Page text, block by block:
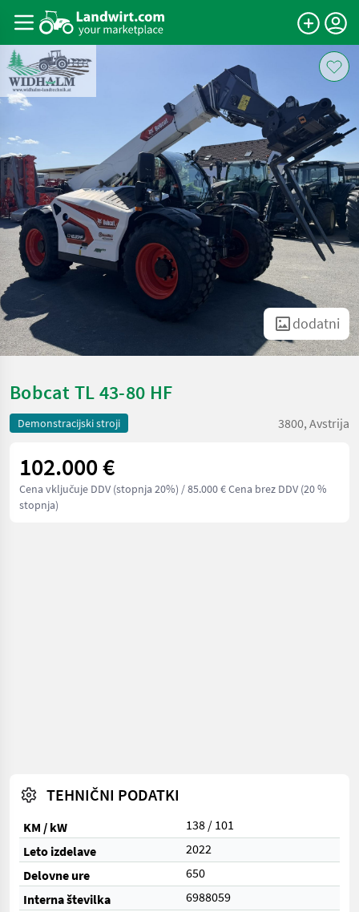
dodatni
Bobcat TL 43-80 HF
Demonstracijski stroji 3800, Avstrija
102.000 €
Cena vključuje DDV (stopnja 20%) / 85.000 € Cena brez DDV (20 %
stopnja)
TEHNIČNI PODATKI
KM / kW
138 / 101
Leto izdelave
2022
Delovne ure
650
Interna številka
6988059